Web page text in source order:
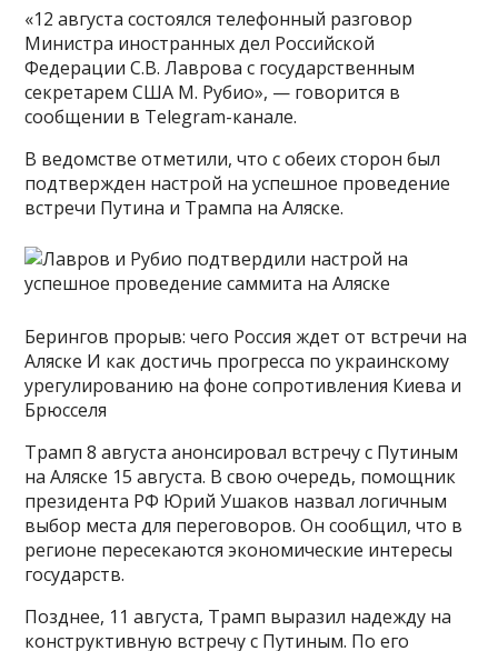
«12 августа состоялся телефонный разговор
Министра иностранных дел Российской
Федерации С.В. Лаврова с государственным
секретарем США М. Рубио», — говорится в
сообщении в Telegram-канале.
В ведомстве отметили, что с обеих сторон был
подтвержден настрой на успешное проведение
встречи Путина и Трампа на Аляске.
Берингов прорыв: чего Россия ждет от встречи на
Аляске И как достичь прогресса по украинскому
урегулированию на фоне сопротивления Киева и
Брюсселя
Трамп 8 августа анонсировал встречу с Путиным
на Аляске 15 августа. В свою очередь, помощник
президента РФ Юрий Ушаков назвал логичным
выбор места для переговоров. Он сообщил, что в
регионе пересекаются экономические интересы
государств.
Позднее, 11 августа, Трамп выразил надежду на
конструктивную встречу с Путиным. По его